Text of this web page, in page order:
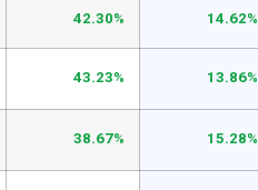
14.62%
42.30%
13.86%
43.23%
15.28%
38.67%